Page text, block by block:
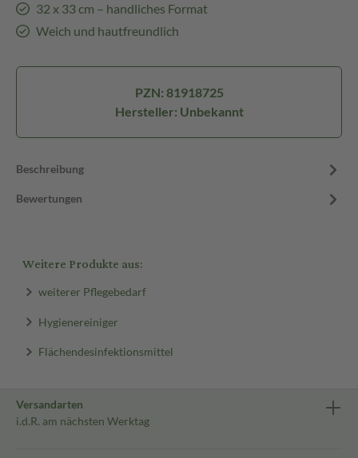
32 x 33 cm – handliches Format
Weich und hautfreundlich
PZN: 81918725
Hersteller: Unbekannt
Beschreibung
Bewertungen
Weitere Produkte aus:
weiterer Pflegebedarf
Hygienereiniger
Flächendesinfektionsmittel
Versandarten
i.d.R. am nächsten Werktag